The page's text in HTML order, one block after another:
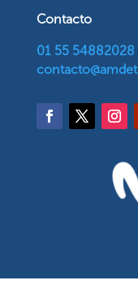
Contacto
01 55 54882028